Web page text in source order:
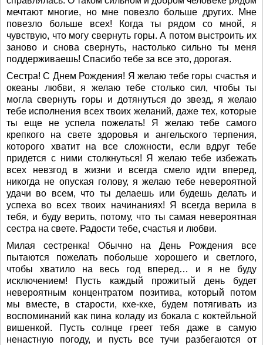
мечтают многие, но мне повезло больше других. Мне
повезло больше всех! Когда ты рядом со мной, я
чувствую, что могу свернуть горы. А потом выстроить их
заново и снова свернуть, настолько сильно ты меня
поддерживаешь! Спасибо тебе за все это, дорогая.
Сестра! С Днем Рождения! Я желаю тебе горы счастья и
океаны любви, я желаю тебе столько сил, чтобы ты
могла свернуть горы и дотянуться до звезд, я желаю
тебе исполнения всех твоих желаний, даже тех, которые
ты еще не успела пожелать! Я желаю тебе самого
крепкого на свете здоровья и ангельского терпения,
которого хватит на все сложности, если вдруг тебе
придется с ними столкнуться! Я желаю тебе избежать
всех невзгод в жизни и всегда смело идти вперед,
никогда не опуская голову, я желаю тебе невероятной
удачи во всем, что ты делаешь или будешь делать и
успеха во всех твоих начинаниях! Я всегда верила в
тебя, и буду верить, потому, что ты самая невероятная
сестра на свете. Радости тебе, счастья и любви.
Милая сестренка! Обычно на День Рождения все
пытаются пожелать побольше хорошего и светлого,
чтобы хватило на весь год вперед… и я не буду
исключением! Пусть каждый прожитый день будет
невероятным концентратом позитива, который потом
мы вместе, в старости, кхе-кхе, будем потягивать из
воспоминаний как пина коладу из бокала с коктейльной
вишенкой. Пусть солнце греет тебя даже в самую
ненастную погоду, и пусть все тучи разбегаются от